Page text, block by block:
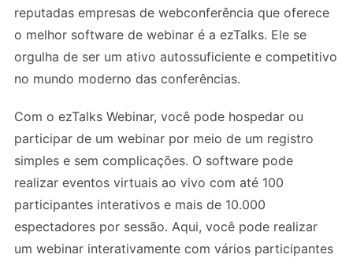
reputadas empresas de webconferência que oferece
o melhor software de webinar é a ezTalks. Ele se
orgulha de ser um ativo autossuficiente e competitivo
no mundo moderno das conferências.
Com o ezTalks Webinar, você pode hospedar ou
participar de um webinar por meio de um registro
simples e sem complicações. O software pode
realizar eventos virtuais ao vivo com até 100
participantes interativos e mais de 10.000
espectadores por sessão. Aqui, você pode realizar
um webinar interativamente com vários participantes